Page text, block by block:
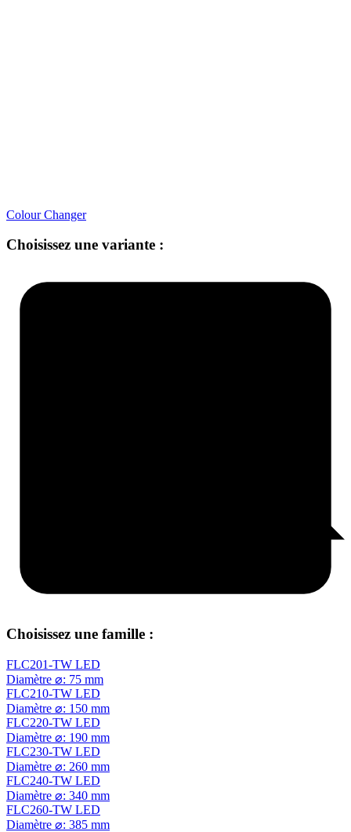
Colour Changer
Choisissez une variante :
Choisissez une famille :
FLC201-TW LED
Diamètre ⌀: 75 mm
FLC210-TW LED
Diamètre ⌀: 150 mm
FLC220-TW LED
Diamètre ⌀: 190 mm
FLC230-TW LED
Diamètre ⌀: 260 mm
FLC240-TW LED
Diamètre ⌀: 340 mm
FLC260-TW LED
Diamètre ⌀: 385 mm